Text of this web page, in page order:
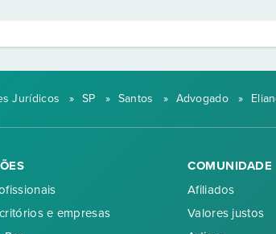
Jurídicos » SP » Santos » Advogado »
e empresas
COMUNIDADE
Afiliados
Valores justos